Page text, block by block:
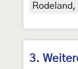
3.